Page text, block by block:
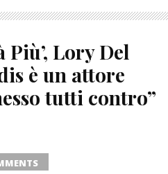
Più’, Lory Del
è un attore
tutti contro”